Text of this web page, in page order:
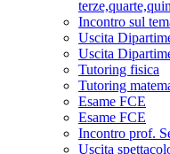
Incontro sul
Uscita
Uscita
Tutoring fisica
Tutoring
Esame FCE
Esame FCE
Incontro prof.
Uscita